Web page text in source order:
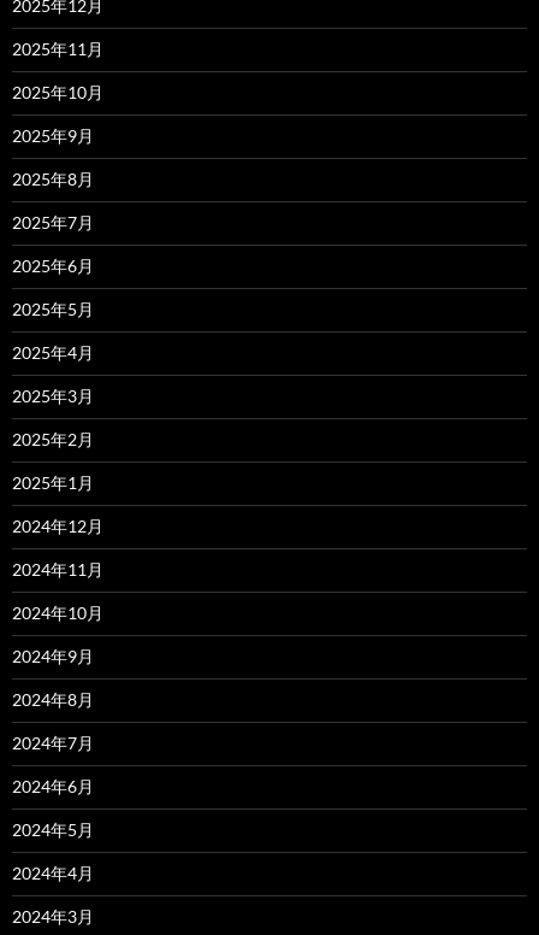
2025年12月
2025年11月
2025年10月
2025年9月
2025年8月
2025年7月
2025年6月
2025年5月
2025年4月
2025年3月
2025年2月
2025年1月
2024年12月
2024年11月
2024年10月
2024年9月
2024年8月
2024年7月
2024年6月
2024年5月
2024年4月
2024年3月